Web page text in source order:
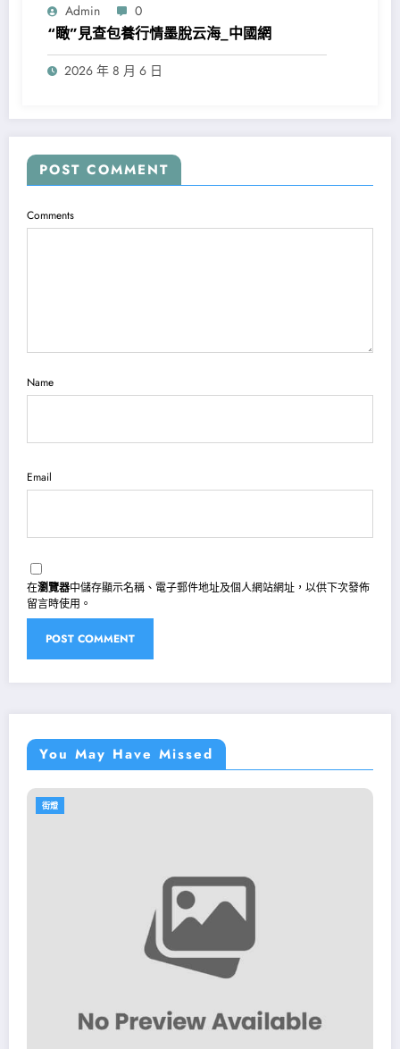
Admin 0
“瞰”見查包養行情墨脫云海_中國網
2026 年 8 月 6 日
POST COMMENT
Comments
Name
Email
在瀏覽器中儲存顯示名稱、電子郵件地址及個人網站網址，以供下次發佈
留言時使用。
You May Have Missed